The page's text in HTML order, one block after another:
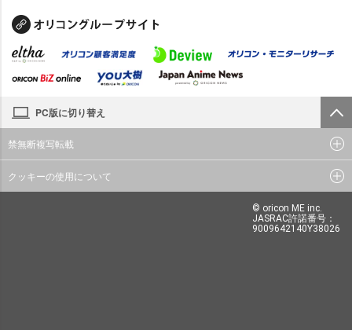
PC版に切り替え
禁無断複写転載
クッキーの使用について
© oricon ME inc.
JASRAC許諾番号：
9009642140Y38026